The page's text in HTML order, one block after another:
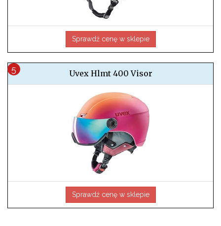
Sprawdź cenę w sklepie
Uvex Hlmt 400 Visor
Sprawdź cenę w sklepie